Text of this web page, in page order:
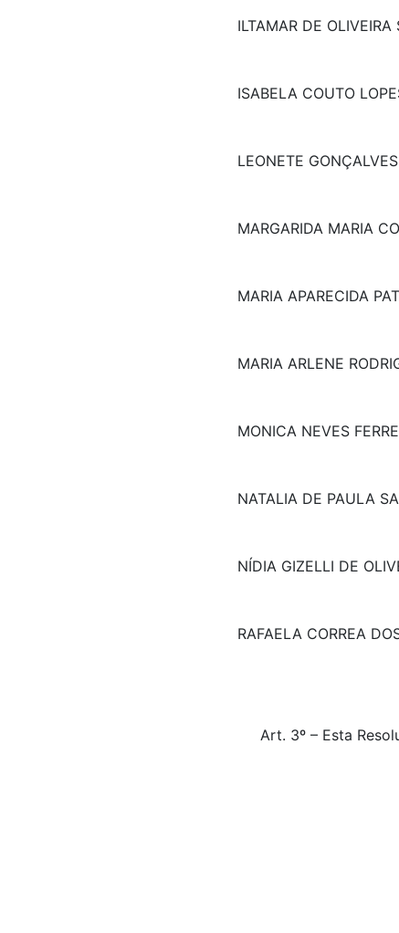
ILTAMAR DE OLIVEIRA
ISABELA COUTO
LEONETE
MARGARIDA MARIA
MARIA APARECIDA
MARIA ARLENE
MONICA NEVES
NATALIA DE PAULA
NÍDIA GIZELLI DE
RAFAELA CORREA
Art. 3º – Esta